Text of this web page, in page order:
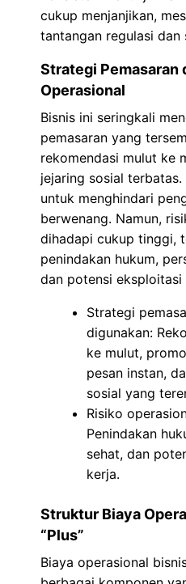
cukup menjanjikan,
tantangan regulasi dan
Strategi Pemasaran
Operasional
Bisnis ini seringkali
pemasaran yang
rekomendasi mulut ke
jejaring sosial
untuk menghindari
berwenang. Namun,
dihadapi cukup tinggi,
penindakan hukum,
dan potensi eksploitasi
Strategi
digunakan:
ke mulut,
pesan instan,
sosial yang
Risiko
Penindakan
sehat, dan
kerja.
Struktur Biaya
“Plus”
Biaya operasional